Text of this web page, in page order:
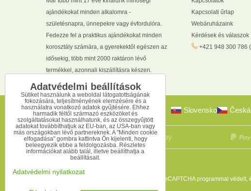
ajándékokat minden alkalomra -
születésnapra, ünnepekre vagy évfordulóra.
Fedezze fel a praktikus ajándékokat minden
korosztály számára, a gyerekektől egészen az
idősekig, több mint 2000 raktáron lévő
termékkel, azonnali kiszállításra készen.
Kapcsolati űrlap
Webáruházaink
Kérdések és válaszok
+421 948 300 786
Slovensko
Ez az oldal reCAPTCHA programmal
Adatvédelmi beállítások
Sütiket használunk a weboldal látogatottságának
fokozására, teljesítményének elemzésére és a
használatra vonatkozó adatok gyűjtésére. Ehhez
harmadik féltől származó eszközöket és
szolgáltatásokat használhatunk, és az összegyűjtött
adatokat továbbíthatjuk az EU-ban, az USA-ban vagy
más országokban lévő partnereknek. A "Minden cookie
elfogadása" gombra kattintva Ön kijelenti, hogy
beleegyezik ebbe a feldolgozásba. Részletes
információkat alább talál, illetve beállíthatja a
beállításait.
Adatvédelmi nyilatkozat